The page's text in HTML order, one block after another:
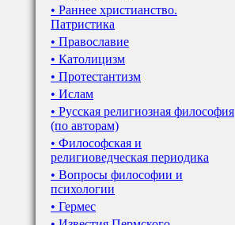
• Раннее христианство.
Патристика
• Православие
• Католицизм
• Протестантизм
• Ислам
• Русская религиозная философия
(по авторам)
• Философская и
религиоведческая периодика
• Вопросы философии и
психологии
• Гермес